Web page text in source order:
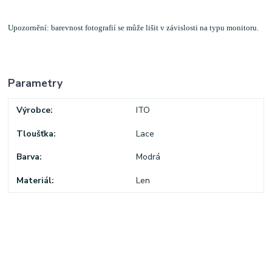
Upozornění: barevnost fotografií se může lišit v závislosti na typu monitoru.
Parametry
Výrobce ITO
Tloušťka Lace
Barva Modrá
Materiál Len